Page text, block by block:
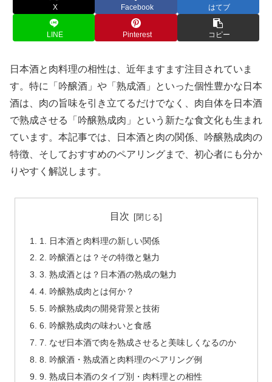
X Facebook はてブ
LINE Pinterest コピー
日本酒と肉料理の相性は、近年ますます注目されていま
す。特に「吟醸酒」や「熟成酒」といった個性豊かな日本
酒は、肉の旨味を引き立てるだけでなく、肉自体を日本酒
で熟成させる「吟醸熟成肉」という新たな食文化も生まれ
ています。本記事では、日本酒と肉の関係、吟醸熟成肉の
特徴、そしておすすめのペアリングまで、初心者にも分か
りやすく解説します。
目次
1. 日本酒と肉料理の新しい関係
2. 吟醸酒とは？その特徴と魅力
3. 熟成酒とは？日本酒の熟成の魅力
4. 吟醸熟成肉とは何か？
5. 吟醸熟成肉の開発背景と技術
6. 吟醸熟成肉の味わいと食感
7. なぜ日本酒で肉を熟成させると美味しくなるのか
8. 吟醸酒・熟成酒と肉料理のペアリング例
9. 熟成日本酒のタイプ別・肉料理との相性